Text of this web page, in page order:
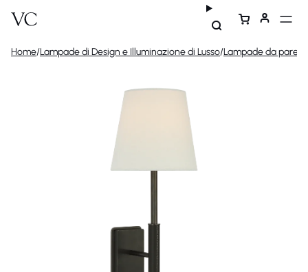
Home/Lampade di Design e Illuminazione di Lusso/Lampade da